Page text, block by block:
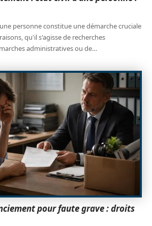
personne constitue une démarche cruciale
qu'il s'agisse de recherches
administratives ou de…
pour faute grave : droits